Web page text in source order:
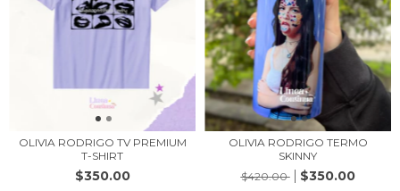
OLIVIA RODRIGO TV PREMIUM
T-SHIRT
$350.00
OLIVIA RODRIGO TERMO
SKINNY
$420.00
$350.00